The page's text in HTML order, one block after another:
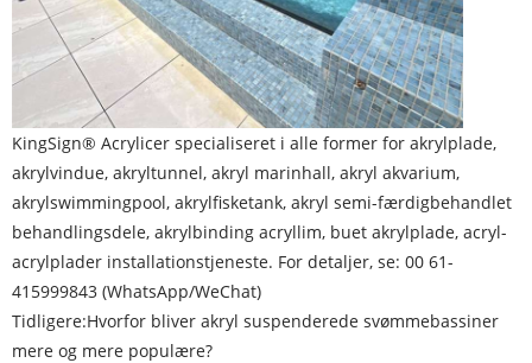
KingSign® Acrylicer specialiseret i alle former for akrylplade,
akrylvindue, akryltunnel, akryl marinhall, akryl akvarium,
akrylswimmingpool, akrylfisketank, akryl semi-færdigbehandlet
behandlingsdele, akrylbinding acryllim, buet akrylplade, acryl-
acrylplader installationstjeneste. For detaljer, se: 00 61-
415999843 (WhatsApp/WeChat)
Tidligere:Hvorfor bliver akryl suspenderede svømmebassiner
mere og mere populære?